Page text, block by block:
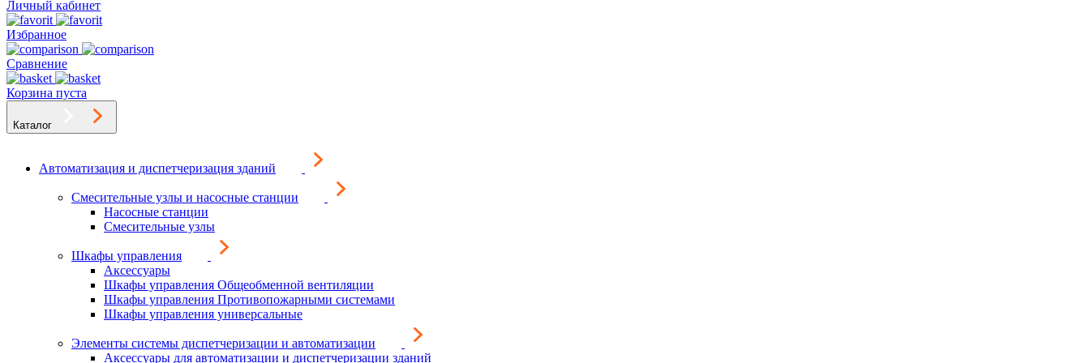
Личный кабинет
Избранное
Сравнение
Корзина пуста
Каталог
Автоматизация и диспетчеризация зданий
Смесительные узлы и насосные станции
Насосные станции
Смесительные узлы
Шкафы управления
Аксессуары
Шкафы управления Общеобменной вентиляции
Шкафы управления Противопожарными системами
Шкафы управления универсальные
Элементы системы диспетчеризации и автоматизации
Аксессуары для автоматизации и диспетчеризации зданий